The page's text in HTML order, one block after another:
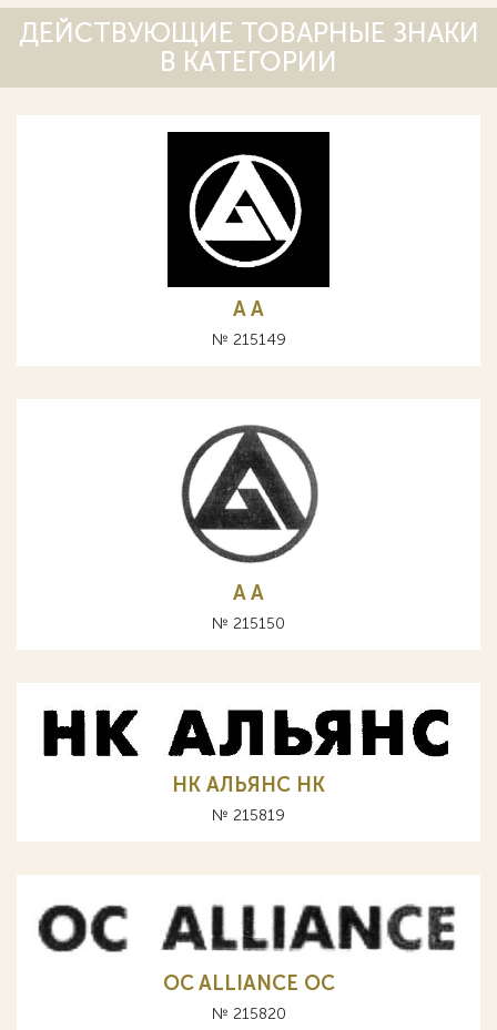
ДЕЙСТВУЮЩИЕ ТОВАРНЫЕ ЗНАКИ
В КАТЕГОРИИ
A А
№ 215149
A А
№ 215150
НК АЛЬЯНС HK
№ 215819
OC ALLIANCE ОС
№ 215820